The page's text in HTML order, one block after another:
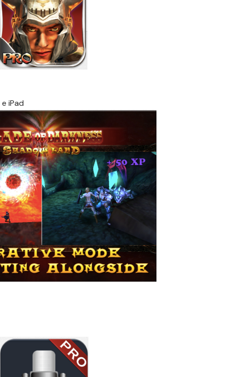
e iPad